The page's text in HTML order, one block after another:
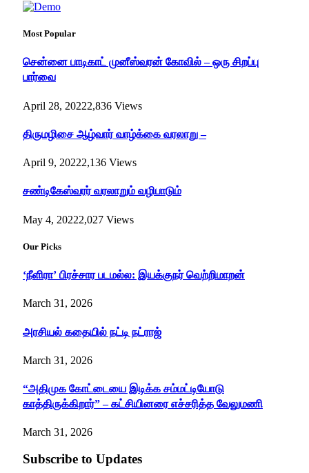
Most Popular
சென்னை பாடிகாட் முனீஸ்வரன் கோவில் – ஒரு சிறப்பு
பார்வை
April 28, 20222,836 Views
திருமழிசை ஆழ்வார் வாழ்க்கை வரலாறு –
April 9, 20222,136 Views
சண்டிகேஸ்வரர் வரலாறும் வழிபாடும்
May 4, 20222,027 Views
Our Picks
‘நீளிரா’ பிரச்சார படமல்ல: இயக்குநர் வெற்றிமாறன்
March 31, 2026
அரசியல் கதையில் நட்டி நட்ராஜ்
March 31, 2026
“அதிமுக கோட்டையை இடிக்க சம்மட்டியோடு
காத்திருக்கிறார்” – கட்சியினரை எச்சரித்த வேலுமணி
March 31, 2026
Subscribe to Updates